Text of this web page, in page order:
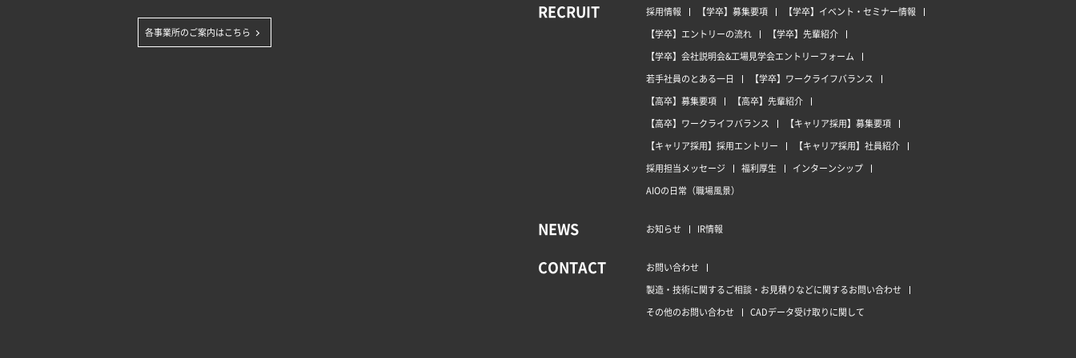
各事業所のご案内はこちら
RECRUIT 採用情報 【学卒】募集要項
【学卒】イベント・セミナー情報
【学卒】エントリーの流れ
【学卒】先輩紹介
【学卒】会社説明会&工場見学会エントリーフォーム
若手社員のとある一日
【学卒】ワークライフバランス
【高卒】募集要項
【高卒】先輩紹介
【高卒】ワークライフバランス
【キャリア採用】募集要項
【キャリア採用】採用エントリー
【キャリア採用】社員紹介
採用担当メッセージ
福利厚生
インターンシップ
AIOの日常（職場風景）
NEWS お知らせ IR情報
CONTACT
お問い合わせ
製造・技術に関するご相談・お見積りなどに関するお問い合わせ
その他のお問い合わせ
CADデータ受け取りに関して